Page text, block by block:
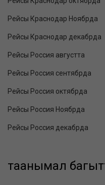
Рейсы Краснодар Ноябрда
Рейсы Краснодар декабрда
Рейсы Россия августта
Рейсы Россия сентябрда
Рейсы Россия октябрда
Рейсы Россия Ноябрда
Рейсы Россия декабрда
таанымал